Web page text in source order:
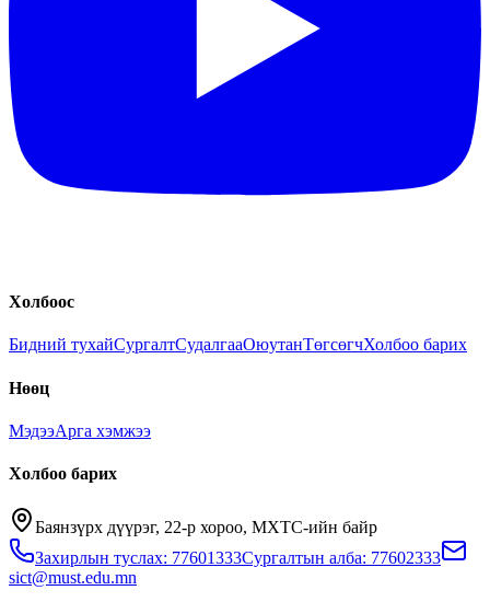
Холбоос
Бидний тухайСургалтСудалгааОюутанТөгсөгчХолбоо барих
Нөөц
МэдээАрга хэмжээ
Холбоо барих
Баянзүрх дүүрэг, 22-р хороо, МХТС-ийн байр
Захирлын туслах: 77601333Сургалтын алба: 77602333
sict@must.edu.mn